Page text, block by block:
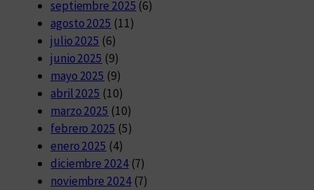
septiembre 2025 (6)
agosto 2025 (11)
julio 2025 (6)
junio 2025 (9)
mayo 2025 (9)
abril 2025 (10)
marzo 2025 (10)
febrero 2025 (5)
enero 2025 (4)
diciembre 2024(7)
noviembre 2024(7)